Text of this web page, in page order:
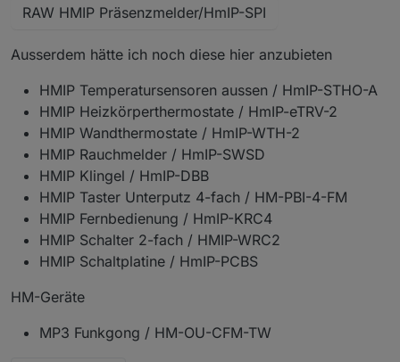
RAW HMIP Präsenzmelder/HmIP-SPI
Ausserdem hätte ich noch diese hier anzubieten
HMIP Temperatursensoren aussen / HmIP-STHO-A
HMIP Heizkörperthermostate / HmIP-eTRV-2
HMIP Wandthermostate / HmIP-WTH-2
HMIP Rauchmelder / HmIP-SWSD
HMIP Klingel / HmIP-DBB
HMIP Taster Unterputz 4-fach / HM-PBI-4-FM
HMIP Fernbedienung / HmIP-KRC4
HMIP Schalter 2-fach / HMIP-WRC2
HMIP Schaltplatine / HmIP-PCBS
HM-Geräte
MP3 Funkgong / HM-OU-CFM-TW